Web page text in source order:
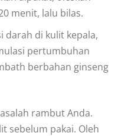
menit, lalu bilas.
darah di kulit kepala,
pertumbuhan
berbahan ginseng
rambut Anda.
sebelum pakai. Oleh